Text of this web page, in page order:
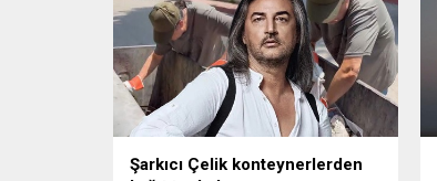
Şarkıcı Çelik konteynerlerden